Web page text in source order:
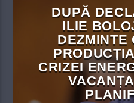
DUPĂ
ILIE
DEZMINTE
CRIZEI